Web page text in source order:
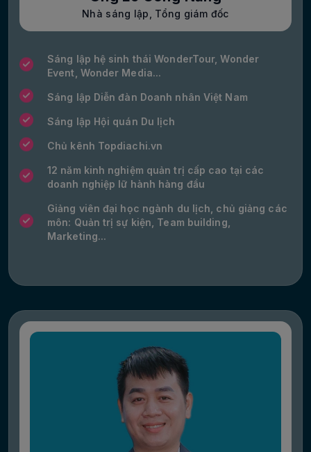
Nhà sáng lập, Tổng giám đốc
Sáng lập hệ sinh thái WonderTour, Wonder
Event, Wonder Media...
Sáng lập Diễn đàn Doanh nhân Việt Nam
Sáng lập Hội quán Du lịch
Chủ kênh Topdiachi.vn
12 năm kinh nghiệm quản trị cấp cao tại các
doanh nghiệp lữ hành hàng đầu
Giảng viên đại học ngành du lịch, chủ giảng các
môn: Quản trị sự kiện, Team building,
Marketing...